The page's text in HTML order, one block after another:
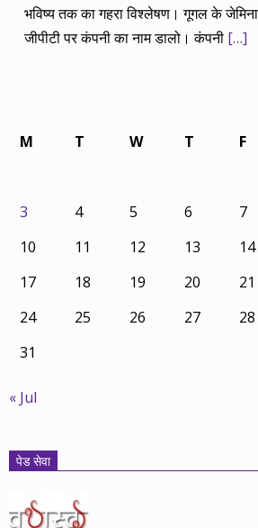
भविष्य तक का गहरा विश्लेषण। गूगल के
जीपीटी पर कंपनी का नाम डालो। कंपनी […]
M
T W T F
3
4 5 6 7
10
11 12 13 14
17
18 19 20 21
24
25 26 27 28
31
« Jul
पेड सेवा